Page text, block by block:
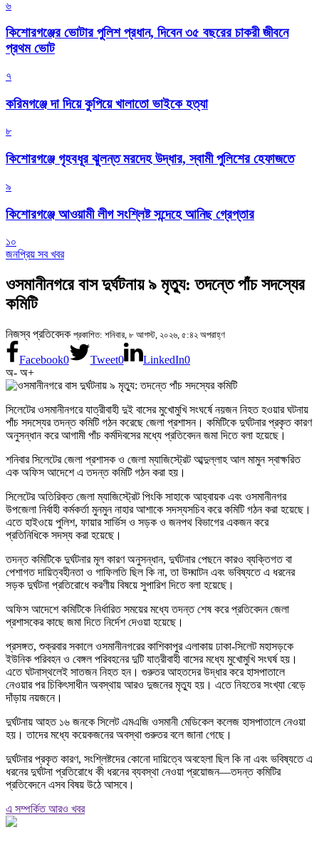
৬
কিশোরগঞ্জের ভোটার পুলিশ প্রধান, দিবেন ৩৫ বছরের চাকরী জীবনে
প্রথম ভোট
৭
করিমগঞ্জে দা দিয়ে কুপিয়ে খালাতো ভাইকে হত্যা
৮
কিশোরগঞ্জে গৃহবধূর ঝুলন্ত মরদেহ উদ্ধার, স্বামী পুলিশের হেফাজতে
৯
কিশোরগঞ্জে আওয়ামী লীগ সংশ্লিষ্ট সন্দেহে আনিছ গ্রেপ্তার
১০
জনপ্রিয় সব খবর
ওসমানীনগরে বাস দুর্ঘটনায় ৯ মৃত্যু: তদন্তে পাঁচ সদস্যের
কমিটি
নিজস্ব প্রতিবেদক প্রকাশিত: শনিবার, ৮ আগস্ট, ২০২৬, ৫:৪২ অপরাহ্ণ
Facebook0 Tweet0 LinkedIn0
অ- অ+
সিলেটের ওসমানীনগরে যাত্রীবাহী দুই বাসের মুখোমুখি সংঘর্ষে নয়জন নিহত হওয়ার ঘটনায়
পাঁচ সদস্যের তদন্ত কমিটি গঠন করেছে জেলা প্রশাসন। কমিটিকে দুর্ঘটনার প্রকৃত কারণ
অনুসন্ধান করে আগামী পাঁচ কর্মদিবসের মধ্যে প্রতিবেদন জমা দিতে বলা হয়েছে।
শনিবার সিলেটের জেলা প্রশাসক ও জেলা ম্যাজিস্ট্রেট আব্দুল্লাহ আল মামুন স্বাক্ষরিত
এক অফিস আদেশে এ তদন্ত কমিটি গঠন করা হয়।
সিলেটের অতিরিক্ত জেলা ম্যাজিস্ট্রেট পিংকি সাহাকে আহ্বায়ক এবং ওসমানীনগর
উপজেলা নির্বাহী কর্মকর্তা মুনমুন নাহার আশাকে সদস্যসচিব করে কমিটি গঠন করা হয়েছে।
এতে হাইওয়ে পুলিশ, ফায়ার সার্ভিস ও সড়ক ও জনপথ বিভাগের একজন করে
প্রতিনিধিকে সদস্য করা হয়েছে।
তদন্ত কমিটিকে দুর্ঘটনার মূল কারণ অনুসন্ধান, দুর্ঘটনার পেছনে কারও ব্যক্তিগত বা
পেশাগত দায়িত্বহীনতা ও গাফিলতি ছিল কি না, তা উদ্ঘাটন এবং ভবিষ্যতে এ ধরনের
সড়ক দুর্ঘটনা প্রতিরোধে করণীয় বিষয়ে সুপারিশ দিতে বলা হয়েছে।
অফিস আদেশে কমিটিকে নির্ধারিত সময়ের মধ্যে তদন্ত শেষ করে প্রতিবেদন জেলা
প্রশাসকের কাছে জমা দিতে নির্দেশ দেওয়া হয়েছে।
প্রসঙ্গত, শুক্রবার সকালে ওসমানীনগরের কাশিকাপুর এলাকায় ঢাকা-সিলেট মহাসড়কে
ইউনিক পরিবহন ও বেঙ্গল পরিবহনের দুটি যাত্রীবাহী বাসের মধ্যে মুখোমুখি সংঘর্ষ হয়।
এতে ঘটনাস্থলেই সাতজন নিহত হন। গুরুতর আহতদের উদ্ধার করে হাসপাতালে
নেওয়ার পর চিকিৎসাধীন অবস্থায় আরও দুজনের মৃত্যু হয়। এতে নিহতের সংখ্যা বেড়ে
দাঁড়ায় নয়জনে।
দুর্ঘটনায় আহত ১৬ জনকে সিলেট এমএজি ওসমানী মেডিকেল কলেজ হাসপাতালে নেওয়া
হয়। তাদের মধ্যে কয়েকজনের অবস্থা গুরুতর বলে জানা গেছে।
দুর্ঘটনার প্রকৃত কারণ, সংশ্লিষ্টদের কোনো দায়িত্বে অবহেলা ছিল কি না এবং ভবিষ্যতে এ
ধরনের দুর্ঘটনা প্রতিরোধে কী ধরনের ব্যবস্থা নেওয়া প্রয়োজন—তদন্ত কমিটির
প্রতিবেদনে এসব বিষয় উঠে আসবে।
এ সম্পর্কিত আরও খবর